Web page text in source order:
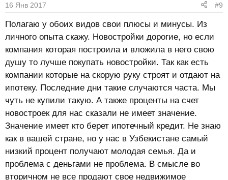
16 Янв 2017 #9
Полагаю у обоих видов свои плюсы и минусы. Из
личного опыта скажу. Новостройки дорогие, но если
компания которая построила и вложила в него свою
душу то лучше покупать новостройки. Так как есть
компании которые на скорую руку строят и отдают на
ипотеку. Последние дни такие случаются часта. Мы
чуть не купили такую. А также проценты на счет
новостроек для нас сказали не имеет значение.
Значение имеет кто берет ипотечный кредит. Не знаю
как в вашей стране, но у нас в Узбекистане самый
низкий процент получают молодая семья. Да и
проблема с деньгами не проблема. В смысле во
вторичном не все продают свое недвижимое